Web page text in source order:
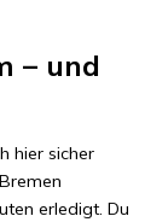
– und
hier sicher
erledigt. Du